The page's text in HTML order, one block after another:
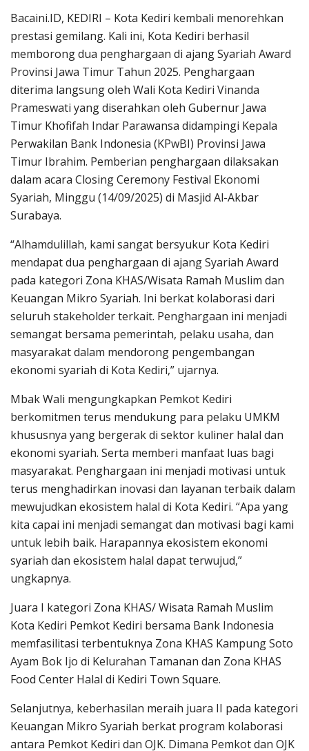
Bacaini.ID, KEDIRI – Kota Kediri kembali menorehkan
prestasi gemilang. Kali ini, Kota Kediri berhasil
memborong dua penghargaan di ajang Syariah Award
Provinsi Jawa Timur Tahun 2025. Penghargaan
diterima langsung oleh Wali Kota Kediri Vinanda
Prameswati yang diserahkan oleh Gubernur Jawa
Timur Khofifah Indar Parawansa didampingi Kepala
Perwakilan Bank Indonesia (KPwBI) Provinsi Jawa
Timur Ibrahim. Pemberian penghargaan dilaksakan
dalam acara Closing Ceremony Festival Ekonomi
Syariah, Minggu (14/09/2025) di Masjid Al-Akbar
Surabaya.
“Alhamdulillah, kami sangat bersyukur Kota Kediri
mendapat dua penghargaan di ajang Syariah Award
pada kategori Zona KHAS/Wisata Ramah Muslim dan
Keuangan Mikro Syariah. Ini berkat kolaborasi dari
seluruh stakeholder terkait. Penghargaan ini menjadi
semangat bersama pemerintah, pelaku usaha, dan
masyarakat dalam mendorong pengembangan
ekonomi syariah di Kota Kediri,” ujarnya.
Mbak Wali mengungkapkan Pemkot Kediri
berkomitmen terus mendukung para pelaku UMKM
khususnya yang bergerak di sektor kuliner halal dan
ekonomi syariah. Serta memberi manfaat luas bagi
masyarakat. Penghargaan ini menjadi motivasi untuk
terus menghadirkan inovasi dan layanan terbaik dalam
mewujudkan ekosistem halal di Kota Kediri. “Apa yang
kita capai ini menjadi semangat dan motivasi bagi kami
untuk lebih baik. Harapannya ekosistem ekonomi
syariah dan ekosistem halal dapat terwujud,”
ungkapnya.
Juara I kategori Zona KHAS/ Wisata Ramah Muslim
Kota Kediri Pemkot Kediri bersama Bank Indonesia
memfasilitasi terbentuknya Zona KHAS Kampung Soto
Ayam Bok Ijo di Kelurahan Tamanan dan Zona KHAS
Food Center Halal di Kediri Town Square.
Selanjutnya, keberhasilan meraih juara II pada kategori
Keuangan Mikro Syariah berkat program kolaborasi
antara Pemkot Kediri dan OJK. Dimana Pemkot dan OJK